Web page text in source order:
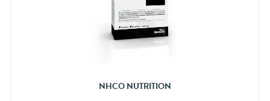
NHCO NUTRITION